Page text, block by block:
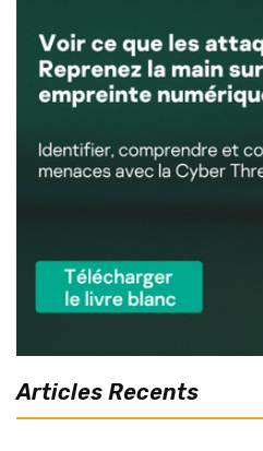
Articles Recents